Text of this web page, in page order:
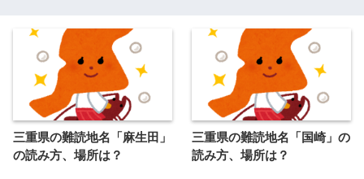
三重県の難読地名「麻生田」
の読み方、場所は？
三重県の難読地名「国崎」の
読み方、場所は？